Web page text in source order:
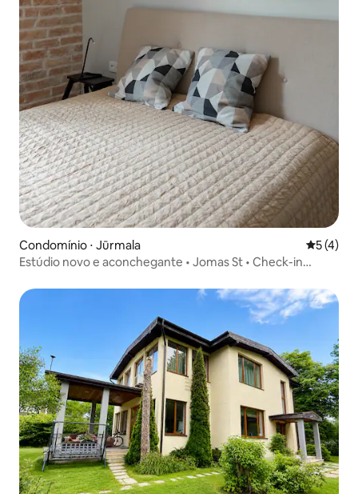
Condomínio ⋅ Jūrmala 5 de
5 (4)
Estúdio novo e aconchegante • Jomas St • Check-in